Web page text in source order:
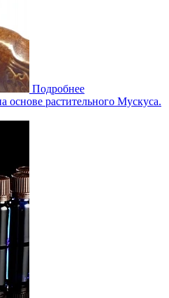
Подробнее
основе растительного Мускуса.